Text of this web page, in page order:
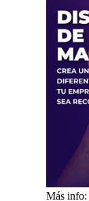
Más info: